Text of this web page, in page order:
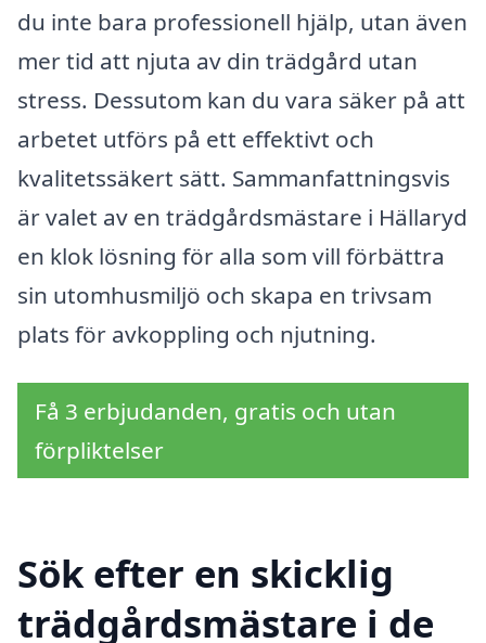
du inte bara professionell hjälp, utan även
mer tid att njuta av din trädgård utan
stress. Dessutom kan du vara säker på att
arbetet utförs på ett effektivt och
kvalitetssäkert sätt. Sammanfattningsvis
är valet av en trädgårdsmästare i Hällaryd
en klok lösning för alla som vill förbättra
sin utomhusmiljö och skapa en trivsam
plats för avkoppling och njutning.
Få 3 erbjudanden, gratis och utan
förpliktelser
Sök efter en skicklig
trädgårdsmästare i de